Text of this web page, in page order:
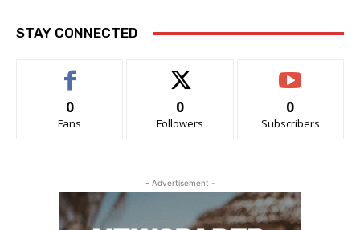
STAY CONNECTED
0
Fans
0
Followers
0
Subscribers
- Advertisement -